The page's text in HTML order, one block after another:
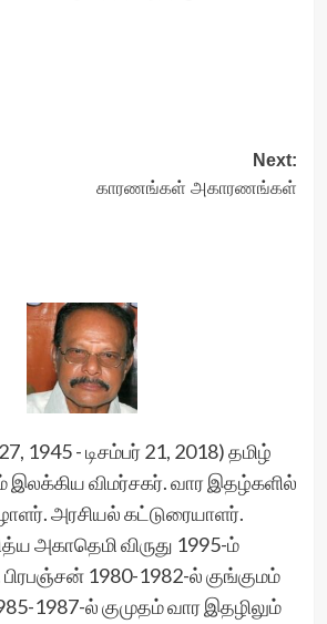
Next:
காரணங்கள் அகாரணங்கள்
1945 - டிசம்பர் 21, 2018) தமிழ்
இலக்கிய விமர்சகர். வார இதழ்களில்
அரசியல் கட்டுரையாளர்.
அகாதெமி விருது 1995-ம்
1980-1982-ல் குங்குமம்
1987-ல் குமுதம் வார இதழிலும்